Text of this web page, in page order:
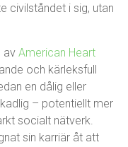
civilståndet i sig, utan
avAmerican Heart
och kärleksfull
en dålig eller
– potentiellt mer
socialt nätverk.
sin karriär åt att